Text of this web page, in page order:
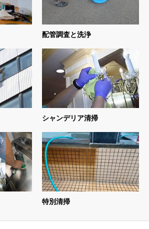
配管調査と洗浄
シャンデリア清掃
特別清掃